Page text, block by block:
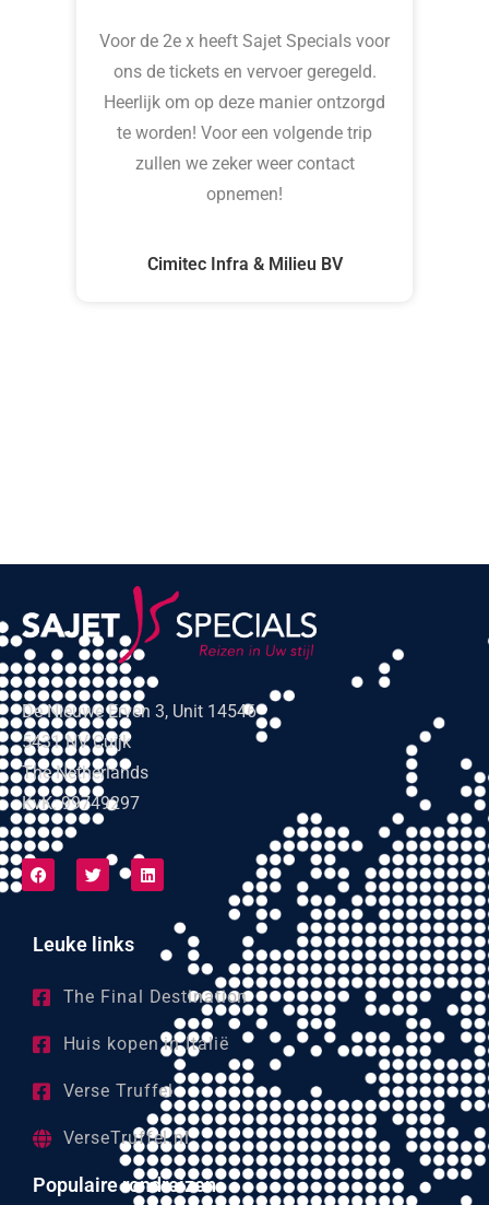
Voor de 2e x heeft Sajet Specials voor
ons de tickets en vervoer geregeld.
Heerlijk om op deze manier ontzorgd
te worden! Voor een volgende trip
zullen we zeker weer contact
opnemen!
Cimitec Infra & Milieu BV
De Nieuwe Erven 3, Unit 14546
5431 NV Cuijk
The Netherlands
KvK: 99749297
Leuke links
The Final Destination
Huis kopen in Italië
Verse Truffel
VerseTruffel.nl
Populaire rondreizen